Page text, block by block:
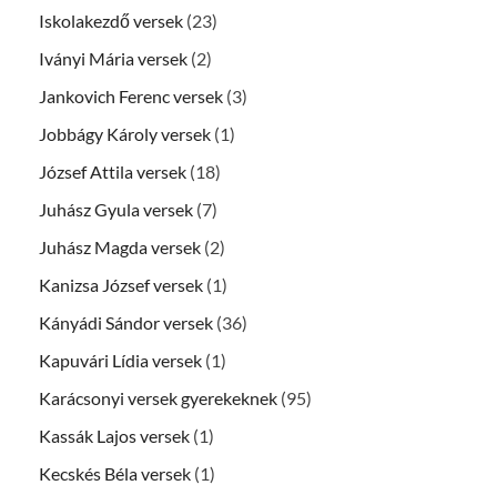
Iskolakezdő versek (23)
Iványi Mária versek (2)
Jankovich Ferenc versek (3)
Jobbágy Károly versek (1)
József Attila versek (18)
Juhász Gyula versek (7)
Juhász Magda versek (2)
Kanizsa József versek (1)
Kányádi Sándor versek (36)
Kapuvári Lídia versek (1)
Karácsonyi versek gyerekeknek (95)
Kassák Lajos versek (1)
Kecskés Béla versek (1)